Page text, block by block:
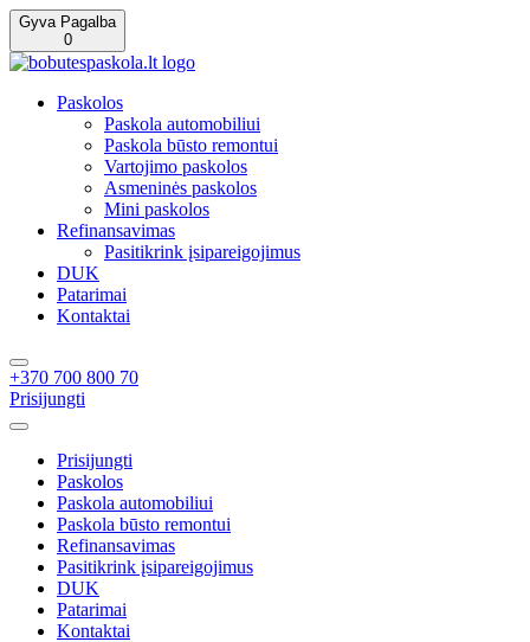
Gyva Pagalba
0
Paskolos
Paskola automobiliui
Paskola būsto remontui
Vartojimo paskolos
Asmeninės paskolos
Mini paskolos
Refinansavimas
Pasitikrink įsipareigojimus
DUK
Patarimai
Kontaktai
+370 700 800 70
Prisijungti
Prisijungti
Paskolos
Paskola automobiliui
Paskola būsto remontui
Refinansavimas
Pasitikrink įsipareigojimus
DUK
Patarimai
Kontaktai